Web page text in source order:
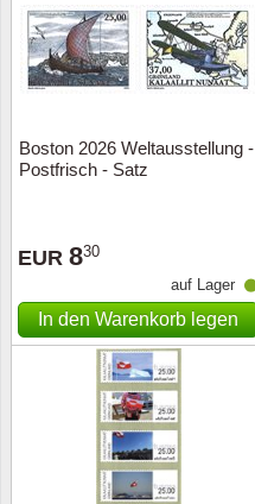
Boston 2026 Weltausstellung -
Postfrisch - Satz
EUR 830
auf Lager
In den Warenkorb legen
Sonderumschläge
Markenheftchen
Weihnachtsaufhänger
Andere Sammlerstücke
Lupen, Lampen etc.
Pinzette